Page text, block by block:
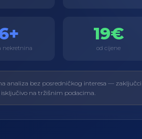
nekretnina
19€
od cijene
analiza bez posredničkog interesa — zaključci
isključivo na tržišnim podacima.